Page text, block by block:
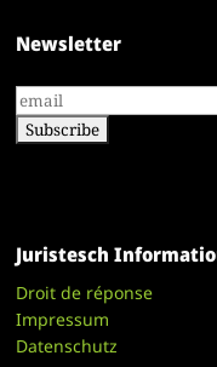
Newsletter
Juristesch
Droit de réponse
Impressum
Datenschutz